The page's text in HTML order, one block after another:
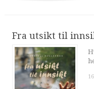
Fra utsikt til